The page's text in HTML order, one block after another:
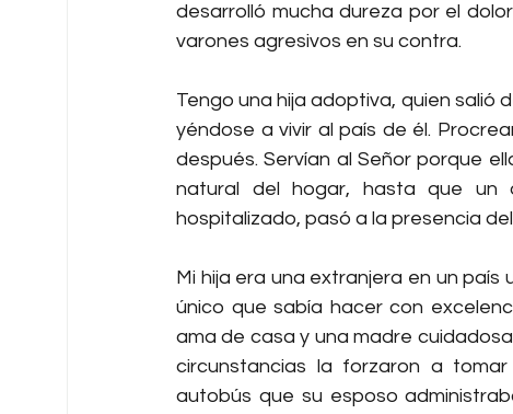
desarrolló mucha dureza por el
varones agresivos en su contra.
Tengo una hija adoptiva, quien salió
yéndose a vivir al país de él.
después. Servían al Señor porque
natural del hogar, hasta que un
hospitalizado, pasó a la presencia
Mi hija era una extranjera en un
único que sabía hacer con
ama de casa y una madre
circunstancias la forzaron a
autobús que su esposo